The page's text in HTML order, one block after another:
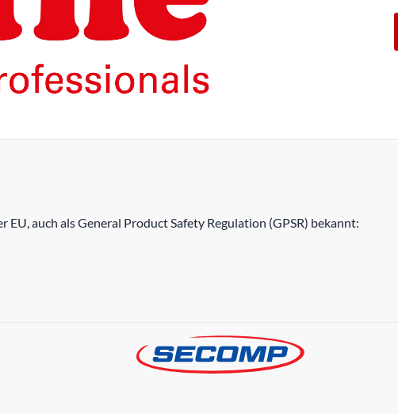
auch als General Product Safety Regulation (GPSR) bekannt: